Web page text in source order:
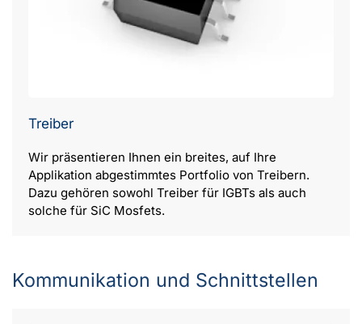
Treiber
Wir präsentieren Ihnen ein breites, auf Ihre
Applikation abgestimmtes Portfolio von Treibern.
Dazu gehören sowohl Treiber für IGBTs als auch
solche für SiC Mosfets.
Kommunikation und Schnittstellen